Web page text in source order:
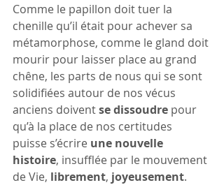
Comme le papillon doit tuer la
chenille qu’il était pour achever sa
métamorphose, comme le gland doit
mourir pour laisser place au grand
chêne, les parts de nous qui se sont
solidifiées autour de nos vécus
anciens doivent se dissoudre pour
qu’à la place de nos certitudes
puisse s’écrire une nouvelle
histoire, insufflée par le mouvement
de Vie, librement, joyeusement.